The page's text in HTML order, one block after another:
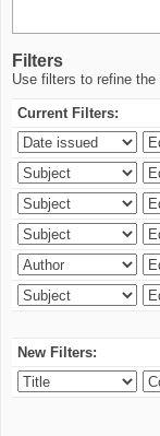
Filters
Use filters to refine
Current Filters:
New Filters: